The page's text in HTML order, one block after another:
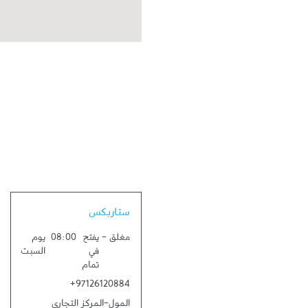
ستاربكس
مغلق - يفتح
في
تمام
08:00 يوم
السبت
+97126120884